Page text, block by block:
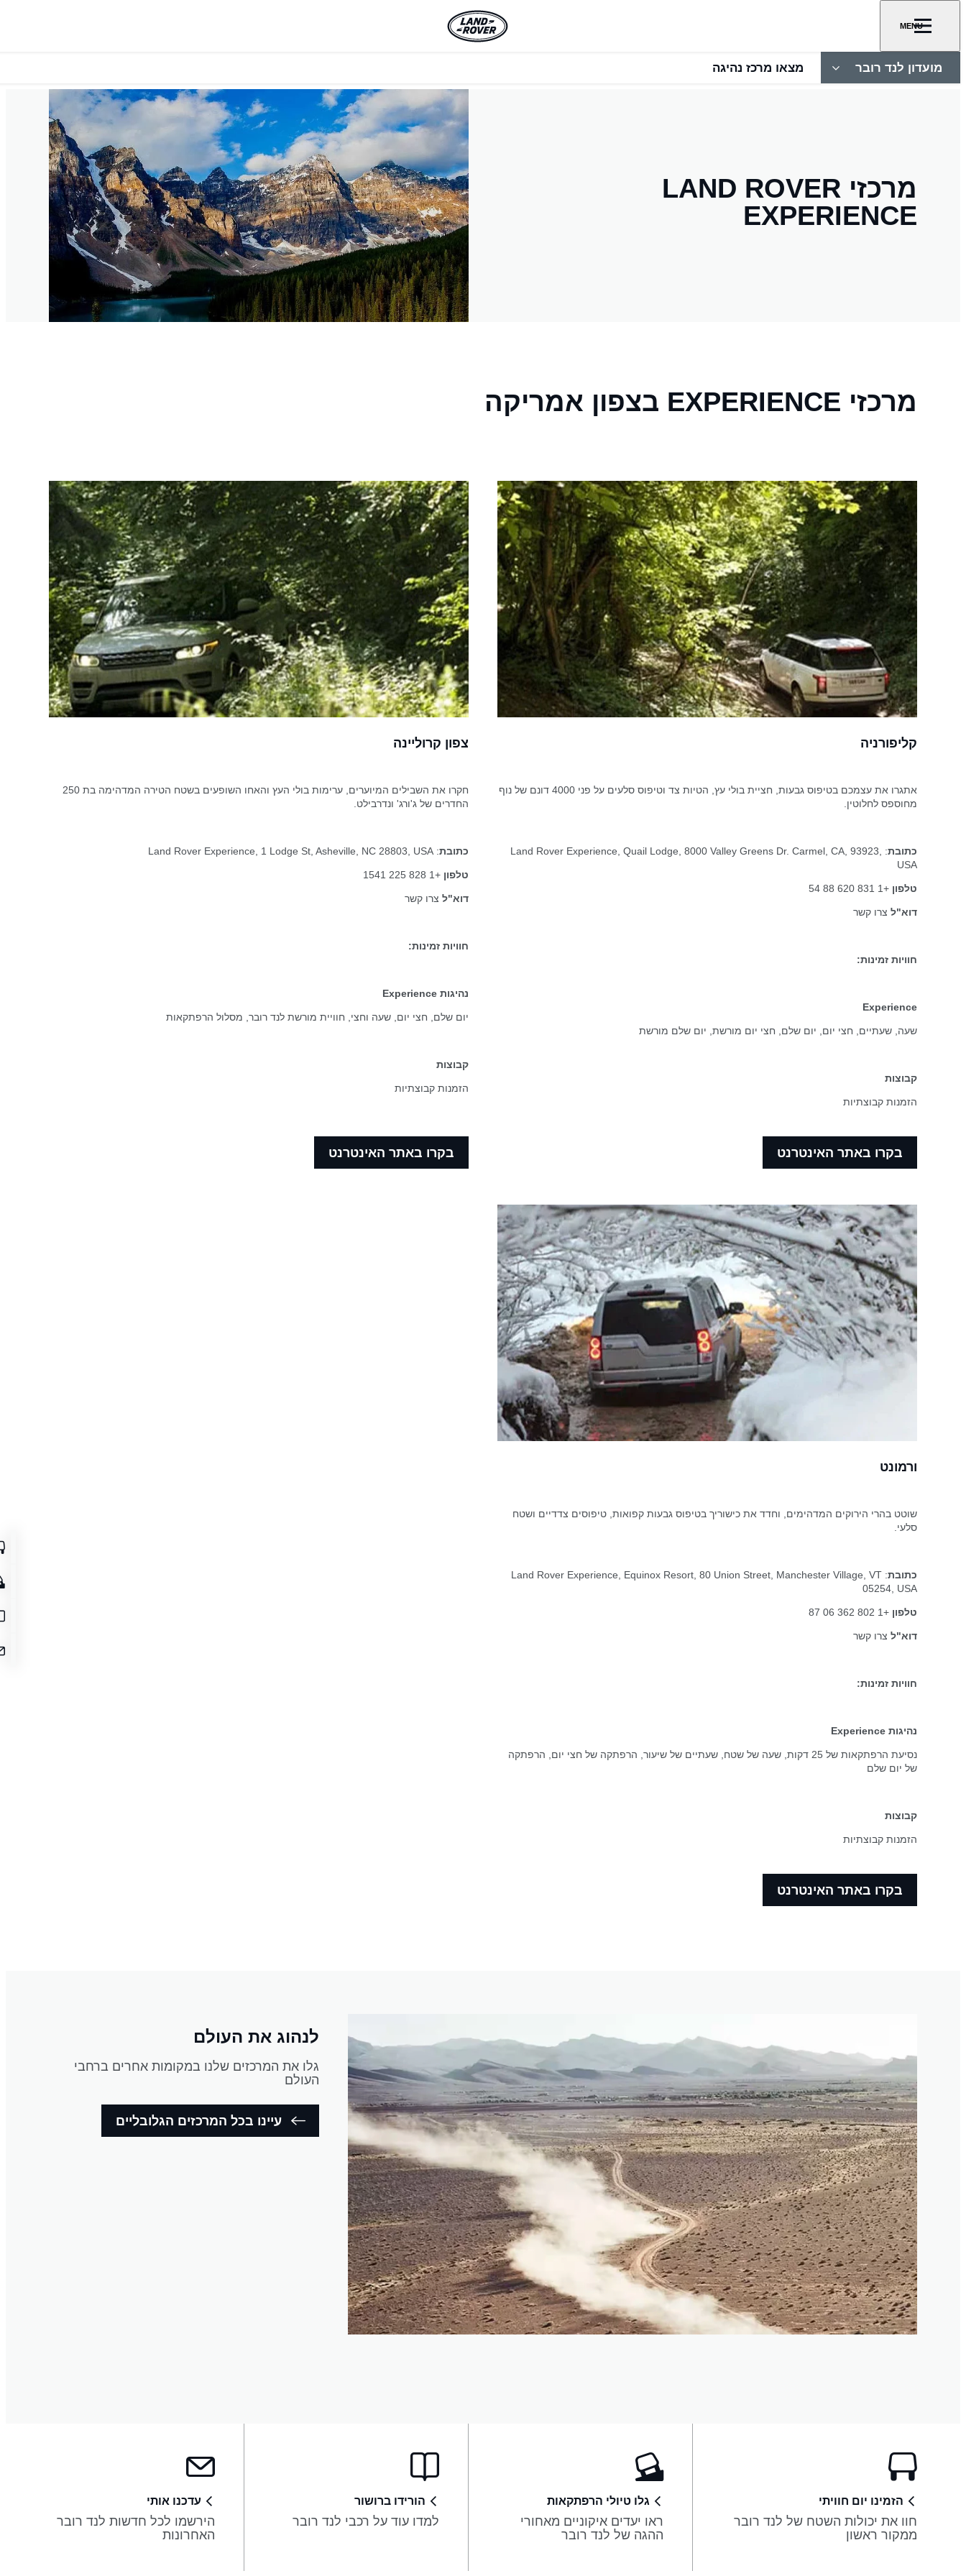
MENU
מועדון לנד רובר מצאו מרכז נהיגה
מרכזי LAND ROVER
EXPERIENCE
מרכזי EXPERIENCE בצפון אמריקה
קליפורניה
אתגרו את עצמכם בטיפוס גבעות, חציית בולי עץ, הטיות צד וטיפוס סלעים על פני 4000 דונם של נוף
מחוספס לחלוטין.
כתובת : Land Rover Experience, Quail Lodge, 8000 Valley Greens Dr. Carmel, CA, 93923,
USA
טלפון +1 831 620 88 54
דוא"ל צרו קשר
חוויות זמינות:
Experience
שעה, שעתיים, חצי יום, יום שלם, חצי יום מורשת, יום שלם מורשת
קבוצות
הזמנות קבוצתיות
בקרו באתר האינטרנט
צפון קרוליינה
חקרו את השבילים המיוערים, ערימות בולי העץ והאחו השופעים בשטח הטירה המדהימה בת 250
החדרים של ג'ורג' ונדרבילט.
כתובת: Land Rover Experience, 1 Lodge St, Asheville, NC 28803, USA
טלפון +1 828 225 1541
דוא"ל צרו קשר
חוויות זמינות:
נהיגות Experience
יום שלם, חצי יום, שעה וחצי, חוויית מורשת לנד רובר, מסלול הרפתקאות
קבוצות
הזמנות קבוצתיות
בקרו באתר האינטרנט
ורמונט
שוטט בהרי הירוקים המדהימים, וחדד את כישוריך בטיפוס גבעות קפואות, טיפוסים צדדיים ושטח
סלעי.
כתובת : Land Rover Experience, Equinox Resort, 80 Union Street, Manchester Village, VT
05254, USA
טלפון +1 802 362 06 87
דוא"ל צרו קשר
חוויות זמינות:
נהיגות Experience
נסיעת הרפתקאות של 25 דקות, שעה של שטח, שעתיים של שיעור, הרפתקה של חצי יום, הרפתקה
של יום שלם
קבוצות
הזמנות קבוצתיות
בקרו באתר האינטרנט
לנהוג את העולם
גלו את המרכזים שלנו במקומות אחרים ברחבי
העולם
עיינו בכל המרכזים הגלובליים
הזמינו יום חוויתי
חוו את יכולות השטח של לנד רובר
ממקור ראשון
גלו טיולי הרפתקאות
ראו יעדים איקוניים מאחורי
ההגה של לנד רובר
הורידו ברושור
למדו עוד על רכבי לנד רובר
עדכנו אותי
הירשמו לכל חדשות לנד רובר
האחרונות